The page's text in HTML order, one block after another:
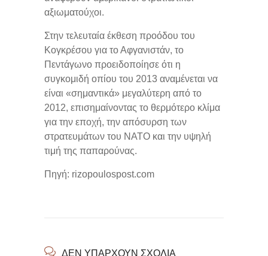
αξιωματούχοι.
Στην τελευταία έκθεση προόδου του
Κογκρέσου για το Αφγανιστάν, το
Πεντάγωνο προειδοποίησε ότι η
συγκομιδή οπίου του 2013 αναμένεται να
είναι «σημαντικά» μεγαλύτερη από το
2012, επισημαίνοντας το θερμότερο κλίμα
για την εποχή, την απόσυρση των
στρατευμάτων του ΝΑΤΟ και την υψηλή
τιμή της παπαρούνας.
Πηγή: rizopoulospost.com
ΔΕΝ ΥΠΆΡΧΟΥΝ ΣΧΌΛΙΑ